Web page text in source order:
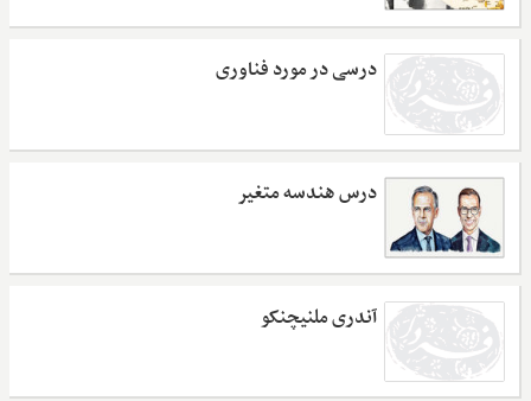
درسی در مورد فناوری
درس هندسه متغیر
آندری ملنیچنکو